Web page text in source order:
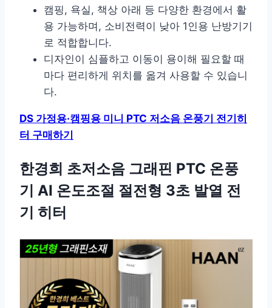
캠핑, 욕실, 책상 아래 등 다양한 환경에서 활
용 가능하며, 소비전력이 낮아 1인용 난방기기
로 적합합니다.
디자인이 심플하고 이동이 용이해 필요할 때
마다 편리하게 위치를 옮겨 사용할 수 있습니
다.
DS 가정용·캠핑용 미니 PTC 저소음 온풍기 전기히
터 구매하기
한경희 초저소음 그래핀 PTC 온풍
기 AI 온도조절 절전형 3초 발열 전
기 히터